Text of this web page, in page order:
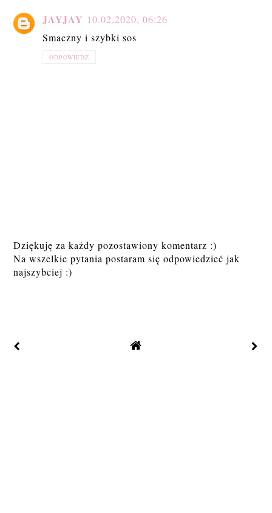
JAYJAY 10.02.2020, 06:26
Smaczny i szybki sos
ODPOWIEDZ
Dziękuję za każdy pozostawiony komentarz :)
Na wszelkie pytania postaram się odpowiedzieć jak
najszybciej :)